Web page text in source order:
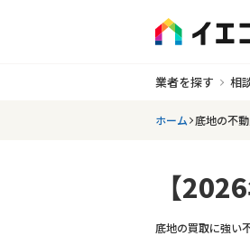
業者を探す 相
ホーム 底地の不
【
底地の買取に強い